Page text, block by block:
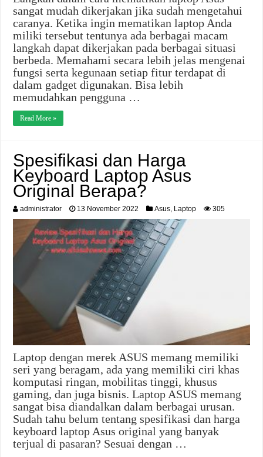
sangat mudah dikerjakan jika sudah mengetahui
caranya. Ketika ingin mematikan laptop Anda
miliki tersebut tentunya ada berbagai macam
langkah dapat dikerjakan pada berbagai situasi
berbeda. Memahami secara lebih jelas mengenai
fungsi serta kegunaan setiap fitur terdapat di
dalam gadget digunakan. Bisa lebih
memudahkan pengguna …
Read More »
Spesifikasi dan Harga
Keyboard Laptop Asus
Original Berapa?
administrator 13 November 2022 Asus Laptop 305
Laptop dengan merek ASUS memang memiliki
seri yang beragam, ada yang memiliki ciri khas
komputasi ringan, mobilitas tinggi, khusus
gaming, dan juga bisnis. Laptop ASUS memang
sangat bisa diandalkan dalam berbagai urusan.
Sudah tahu belum tentang spesifikasi dan harga
keyboard laptop Asus original yang banyak
terjual di pasaran? Sesuai dengan …